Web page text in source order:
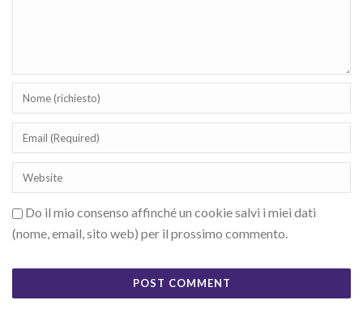
Do il mio consenso affinché un cookie salvi i miei dati
(nome, email, sito web) per il prossimo commento.